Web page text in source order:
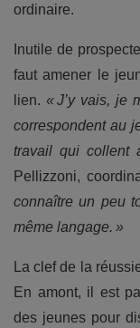
ordinaire.
Inutile de
faut amener le
lien. « J’y vais, je
correspondent au
travail qui collent
Pellizzoni,
connaître un peu
même langage. »
La clef de la
En amont, il est
des jeunes pour